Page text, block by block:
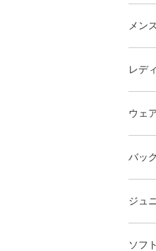
メン
レデ
ウェ
バッ
ジュ
ソフ